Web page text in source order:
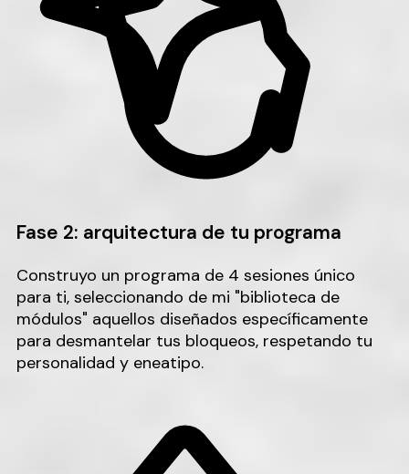
Fase 2: arquitectura de tu programa
Construyo un programa de 4 sesiones único
para ti, seleccionando de mi "biblioteca de
módulos" aquellos diseñados específicamente
para desmantelar tus bloqueos, respetando tu
personalidad y eneatipo.